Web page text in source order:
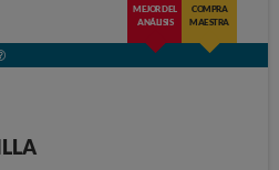
MEJOR DEL
ANÁLISIS
COMPRA
MAESTRA